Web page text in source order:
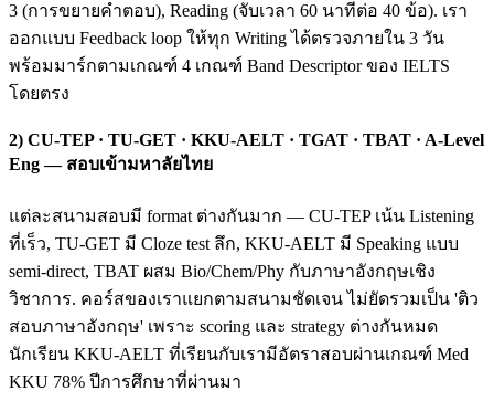
3 (การขยายคำตอบ), Reading (จับเวลา 60 นาทีต่อ 40 ข้อ). เรา
ออกแบบ Feedback loop ให้ทุก Writing ได้ตรวจภายใน 3 วัน
พร้อมมาร์กตามเกณฑ์ 4 เกณฑ์ Band Descriptor ของ IELTS
โดยตรง
2) CU-TEP · TU-GET · KKU-AELT · TGAT · TBAT · A-Level
Eng — สอบเข้ามหาลัยไทย
แต่ละสนามสอบมี format ต่างกันมาก — CU-TEP เน้น Listening
ที่เร็ว, TU-GET มี Cloze test ลึก, KKU-AELT มี Speaking แบบ
semi-direct, TBAT ผสม Bio/Chem/Phy กับภาษาอังกฤษเชิง
วิชาการ. คอร์สของเราแยกตามสนามชัดเจน ไม่ยัดรวมเป็น 'ติว
สอบภาษาอังกฤษ' เพราะ scoring และ strategy ต่างกันหมด
นักเรียน KKU-AELT ที่เรียนกับเรามีอัตราสอบผ่านเกณฑ์ Med
KKU 78% ปีการศึกษาที่ผ่านมา